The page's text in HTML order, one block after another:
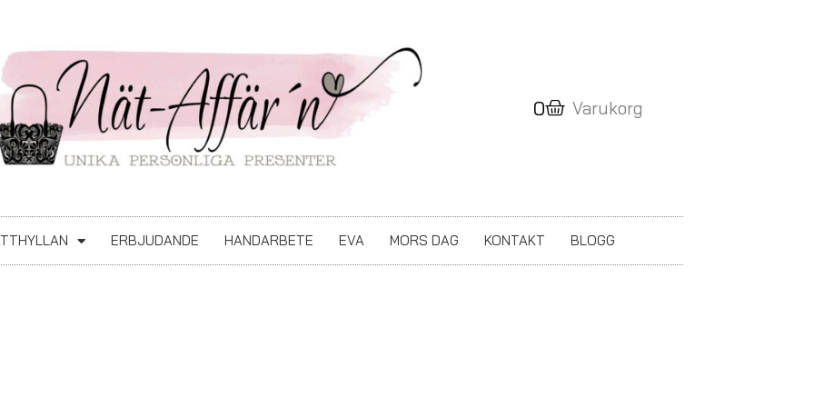
0
Varukorg
Varukorg
ERBJUDANDE HANDARBETE EVA MORS DAG KONTAKT BLOGG